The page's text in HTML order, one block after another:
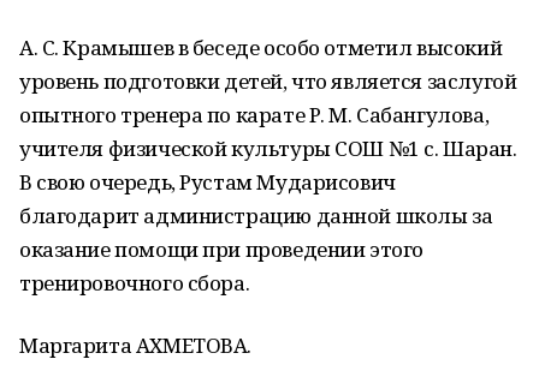
А. С. Крамышев в беседе особо отметил высокий
уровень подготовки детей, что является заслугой
опытного тренера по карате Р. М. Сабангулова,
учителя физической культуры СОШ №1 с. Шаран.
В свою очередь, Рустам Мударисович
благодарит администрацию данной школы за
оказание помощи при проведении этого
тренировочного сбора.
Маргарита АХМЕТОВА.